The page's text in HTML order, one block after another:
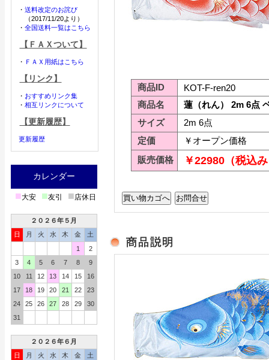
・ 送料改定のお詫び
（2017/11/20より）
・ 全国送料一覧はこちら
【ＦＡＸついて】
・ ＦＡＸ用紙はこちら
【リンク】
・ おすすめリンク集
・ 相互リンクについて
【更新履歴】
更新履歴
カレンダー
■大安 ■友引 ■店休日
２０２６年５月
日
月 火 水 木 金
土
1
2
3
4 5 6 7 8
9
10
11 12 13 14 15
16
17
18 19 20 21 22
23
24
25 26 27 28 29
30
31
２０２６年６月
日
月 火 水 木 金
土
商品ID
KOT-F-ren20
商品名
蓮（れん） 2m 6点
サイズ
2m 6点
定価
￥オープン価格
販売価格
￥22980（税込